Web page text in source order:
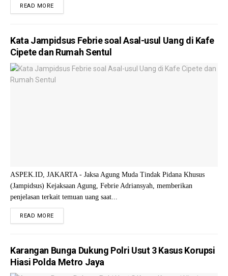
READ MORE
Kata Jampidsus Febrie soal Asal-usul Uang di Kafe
Cipete dan Rumah Sentul
ASPEK.ID, JAKARTA - Jaksa Agung Muda Tindak Pidana Khusus
(Jampidsus) Kejaksaan Agung, Febrie Adriansyah, memberikan
penjelasan terkait temuan uang saat...
READ MORE
Karangan Bunga Dukung Polri Usut 3 Kasus Korupsi
Hiasi Polda Metro Jaya